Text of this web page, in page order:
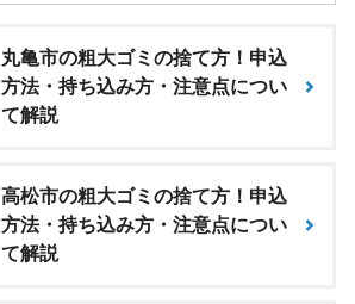
丸亀市の粗大ゴミの捨て方！申込
方法・持ち込み方・注意点につい
て解説
高松市の粗大ゴミの捨て方！申込
方法・持ち込み方・注意点につい
て解説